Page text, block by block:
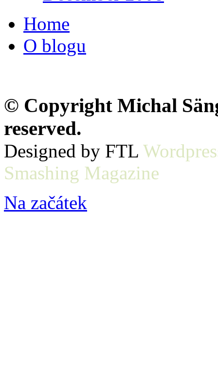
Home
O blogu
© Copyright Michal
reserved.
Designed by FTL
Smashing Magazine
Na začátek